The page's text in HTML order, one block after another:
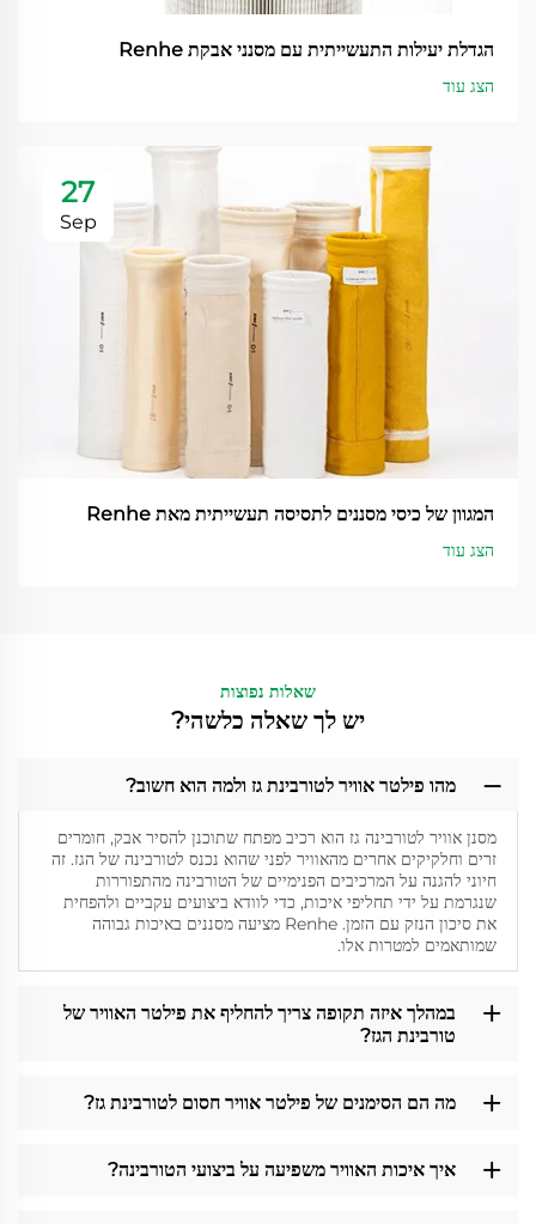
הגדלת יעילות התעשייתית עם מסנני אבקת Renhe
הצג עוד
27
Sep
המגוון של כיסי מסננים לתסיסה תעשייתית מאת Renhe
הצג עוד
שאלות נפוצות
יש לך שאלה כלשהי?
מהו פילטר אוויר לטורבינת גז ולמה הוא חשוב?
מסנן אוויר לטורבינה גז הוא רכיב מפתח שתוכנן להסיר אבק, חומרים
זרים וחלקיקים אחרים מהאוויר לפני שהוא נכנס לטורבינה של הגז. זה
חיוני להגנה על המרכיבים הפנימיים של הטורבינה מהתפוררות
שנגרמת על ידי תחליפי איכות, כדי לוודא ביצועים עקביים ולהפחית
את סיכון הנזק עם הזמן. Renhe מציעה מסננים באיכות גבוהה
שמותאמים למטרות אלו.
במהלך איזה תקופה צריך להחליף את פילטר האוויר של
טורבינת הגז?
מה הם הסימנים של פילטר אוויר חסום לטורבינת גז?
איך איכות האוויר משפיעה על ביצועי הטורבינה?